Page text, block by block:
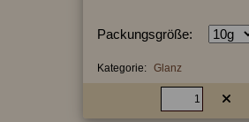
Packungsgröße:
Kategorie: Glanz